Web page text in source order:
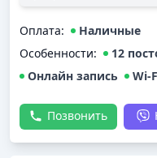
Оплата:
Наличные
Особенности:
12
Онлайн запись
Wi-
Позвонить